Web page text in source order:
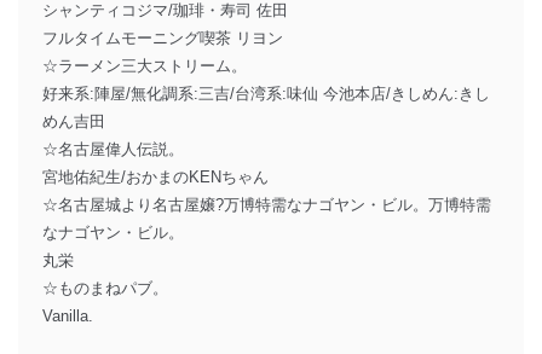
シャンティコジマ/珈琲・寿司 佐田
フルタイムモーニング喫茶 リヨン
☆ラーメン三大ストリーム。
好来系:陣屋/無化調系:三吉/台湾系:味仙 今池本店/きしめん:きし
めん吉田
☆名古屋偉人伝説。
宮地佑紀生/おかまのKENちゃん
☆名古屋城より名古屋嬢?万博特需なナゴヤン・ビル。万博特需
なナゴヤン・ビル。
丸栄
☆ものまねパブ。
Vanilla.